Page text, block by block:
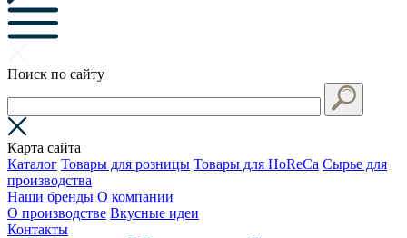
Поиск по сайту
Карта сайта
Каталог Товары для розницы Товары для HoReCa Сырье для
производства
Наши бренды О компании
О производстве Вкусные идеи
Контакты